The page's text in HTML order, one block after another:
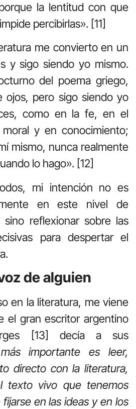
la lentitud con que
percibirlas». [11]
me convierto en un
y sigo siendo yo mismo.
del poema griego,
ojos, pero sigo siendo yo
como en la fe, en el
y en conocimiento;
mismo, nunca realmente
lo hago». [12]
mi intención no es
en este nivel de
sino reflexionar sobre las
para despertar el
de alguien
en la literatura, me viene
el gran escritor argentino
[13] decía a sus
importante es leer,
directo con la literatura,
texto vivo que tenemos
en las ideas y en los